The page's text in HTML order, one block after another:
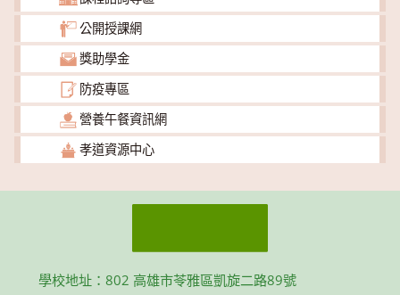
公開授課網
獎助學金
防疫專區
營養午餐資訊網
孝道資源中心
學校地址：802 高雄市苓雅區凱旋二路89號